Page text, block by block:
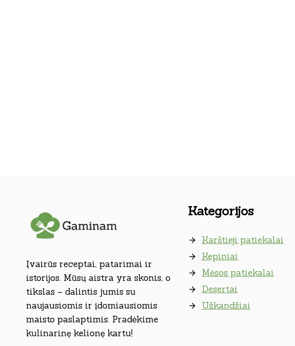
Įvairūs receptai, patarimai ir
istorijos. Mūsų aistra yra skonis, o
tikslas – dalintis jumis su
naujausiomis ir įdomiausiomis
maisto paslaptimis. Pradėkime
kulinarinę kelionę kartu!
Kategorijos
Karštieji patiekalai
Kepiniai
Mėsos patiekalai
Desertai
Užkandžiai